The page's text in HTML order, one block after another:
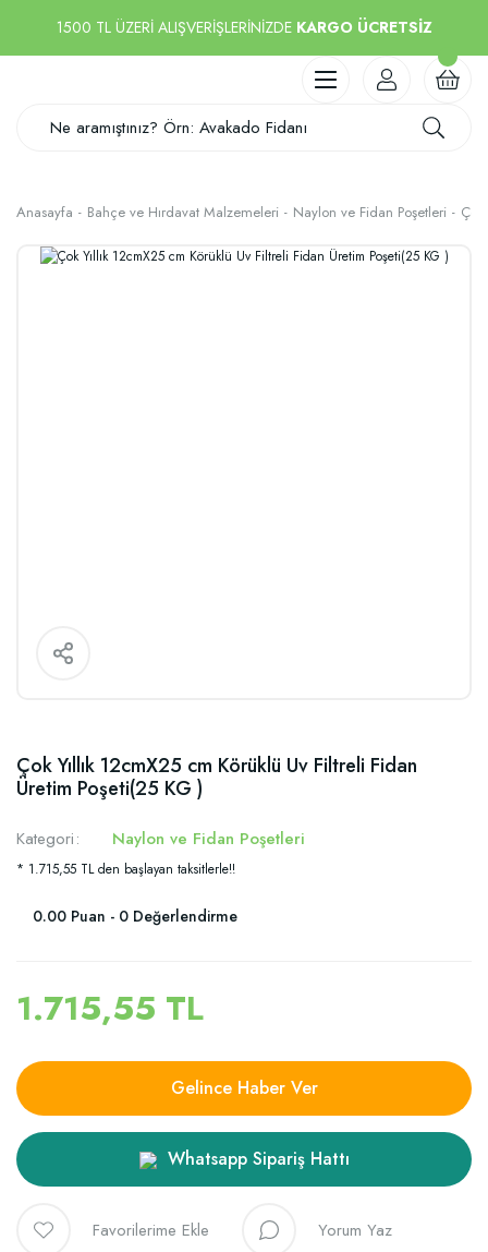
1500 TL ÜZERİ ALIŞVERİŞLERİNİZDE KARGO ÜCRETSİZ
Anasayfa Bahçe ve Hırdavat Malzemeleri Naylon ve Fidan Poşetleri
Çok Yıllık 12cmX25 cm Körüklü Uv Filtreli Fidan
Üretim Poşeti(25 KG )
Kategori Naylon ve Fidan Poşetleri
* 1.715,55 TL den başlayan taksitlerle!!
0.00 Puan - 0 Değerlendirme
1.715,55 TL
Gelince Haber Ver
Whatsapp Sipariş Hattı
Yorum Yaz